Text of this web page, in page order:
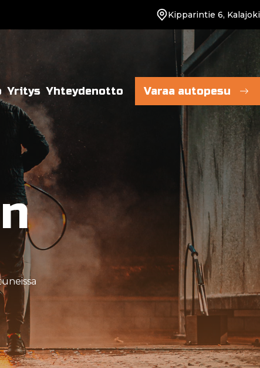
Kipparintie 6, Kalajoki
Yritys Yhteydenotto Varaa autopesu